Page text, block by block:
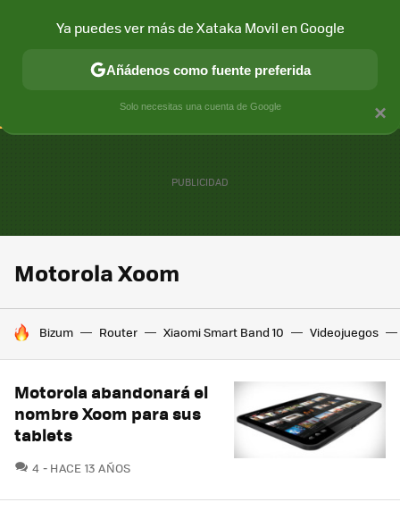
CONECTIVIDAD MÓVIL Y SOCIEDAD APLICACIONES
Motorola Xoom
HOY SE HABLA DE
Bizum Router Xiaomi Smart Band 10 Videojuegos
Motorola abandonará el
nombre Xoom para sus
tablets
4 COMENTARIOS
HACE 13 AÑOS
×
Ya puedes ver más de Xataka Movil en Google
Añádenos como fuente preferida
Solo necesitas una cuenta de Google